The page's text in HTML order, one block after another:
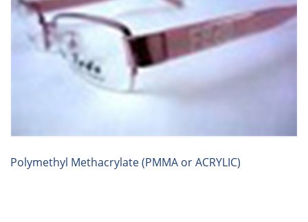
Polymethyl Methacrylate (PMMA or ACRYLIC)